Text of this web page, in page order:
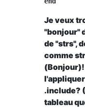
Je veux
"bonjour"
de "strs",
comme
.include?
tableau